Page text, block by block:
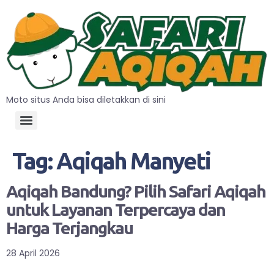
Moto situs Anda bisa diletakkan di sini
Tag:Aqiqah Manyeti
Aqiqah Bandung? Pilih Safari Aqiqah
untuk Layanan Terpercaya dan
Harga Terjangkau
28 April 2026